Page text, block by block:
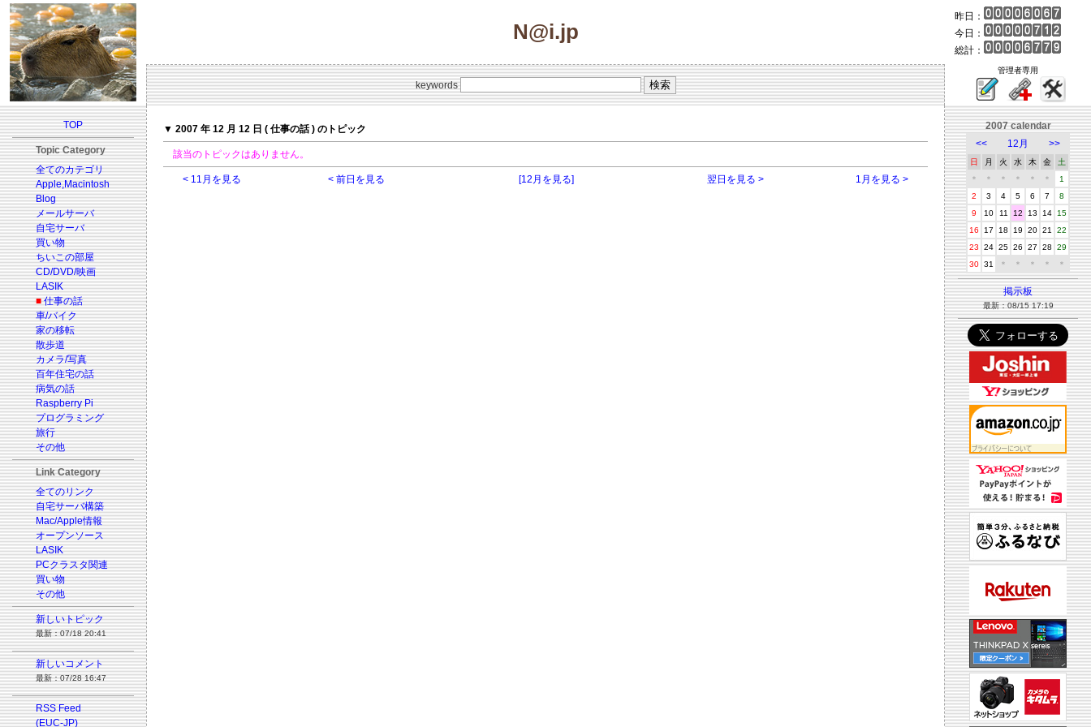
N@i.jp
昨日：
今日：
総計：
keywords
管理者専用
TOP
Topic Category
全てのカテゴリ
Apple,Macintosh
Blog
メールサーバ
自宅サーバ
買い物
ちいこの部屋
CD/DVD/映画
LASIK
■ 仕事の話
車/バイク
家の移転
散歩道
カメラ/写真
百年住宅の話
病気の話
Raspberry Pi
プログラミング
旅行
その他
Link Category
全てのリンク
自宅サーバ構築
Mac/Apple情報
オープンソース
LASIK
PCクラスタ関連
買い物
その他
新しいトピック
最新：07/18 20:41
新しいコメント
最新：07/28 16:47
RSS Feed
(EUC-JP)
▼ 2007 年 12 月 12 日 ( 仕事の話 ) のトピック
該当のトピックはありません。
< 11月を見る < 前日を見る [12月を見る] 翌日を見る > 1月を見る >
2007 calendar
<<
12月 >>
日 月 火 水 木 金
土
＊
＊ ＊ ＊ ＊ ＊
1
2
3 4 5 6 7
8
9
10 11 12 13 14
15
16
17 18 19 20 21
22
23
24 25 26 27 28
29
30 31 ＊ ＊ ＊ ＊ ＊
掲示板
最新：08/15 17:19